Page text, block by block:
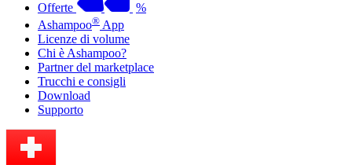
Offerte
%
Ashampoo® App
Licenze di volume
Chi è Ashampoo?
Partner del marketplace
Trucchi e consigli
Download
Supporto